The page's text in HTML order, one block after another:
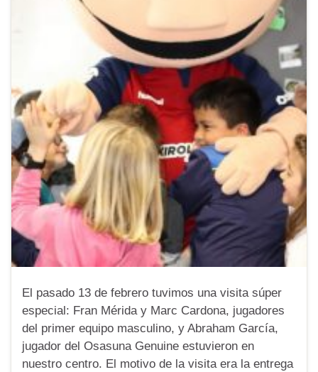
El pasado 13 de febrero tuvimos una visita súper
especial: Fran Mérida y Marc Cardona, jugadores
del primer equipo masculino, y Abraham García,
jugador del Osasuna Genuine estuvieron en
nuestro centro. El motivo de la visita era la entrega